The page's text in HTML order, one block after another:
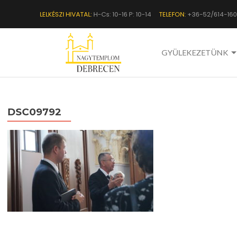
LELKÉSZI HIVATAL: H-Cs: 10-16 P: 10-14 TELEFON: +36-52/614-160
GYÜLEKEZETÜNK
DSC09792